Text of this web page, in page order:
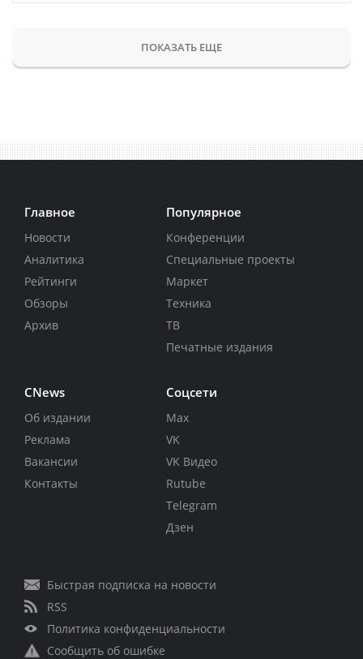
ПОКАЗАТЬ ЕЩЕ
Главное
Новости
Аналитика
Рейтинги
Обзоры
Архив
Популярное
Конференции
Специальные проекты
Маркет
Техника
ТВ
Печатные издания
CNews
Об издании
Реклама
Вакансии
Контакты
Соцсети
Max
VK
VK Видео
Rutube
Telegram
Дзен
Быстрая подписка на новости
RSS
Политика конфиденциальности
Сообщить об ошибке